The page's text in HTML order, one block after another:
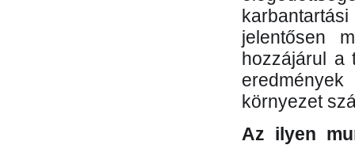
jelentősen
hozzájárul a
környezet
Az ilyen